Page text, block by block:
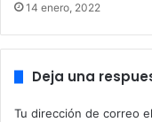
Madara Uchiha
Aunque la lista de
personajes clave de
14 enero, 2022
Deja una
Tu dirección de correo